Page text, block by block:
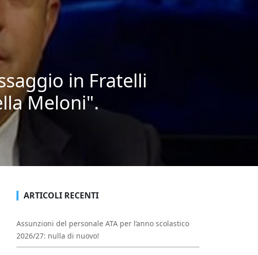
in Fratelli
Meloni".
ARTICOLI RECENTI
Assunzioni del personale ATA per l’anno scolastico
2026/27: nulla di nuovo!